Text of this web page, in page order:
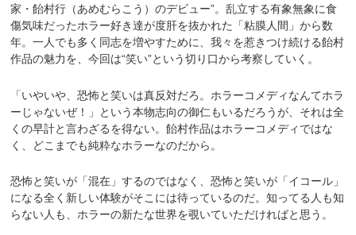
家・飴村行（あめむらこう）のデビュー”。乱立する有象無象に食
傷気味だったホラー好き達が度肝を抜かれた「粘膜人間」から数
年。一人でも多く同志を増やすために、我々を惹きつけ続ける飴村
作品の魅力を、今回は“笑い”という切り口から考察していく。
「いやいや、恐怖と笑いは真反対だろ。ホラーコメディなんてホラ
ーじゃないぜ！」という本物志向の御仁もいるだろうが、それは全
くの早計と言わざるを得ない。飴村作品はホラーコメディではな
く、どこまでも純粋なホラーなのだから。
恐怖と笑いが「混在」するのではなく、恐怖と笑いが「イコール」
になる全く新しい体験がそこには待っているのだ。知ってる人も知
らない人も、ホラーの新たな世界を覗いていただければと思う。